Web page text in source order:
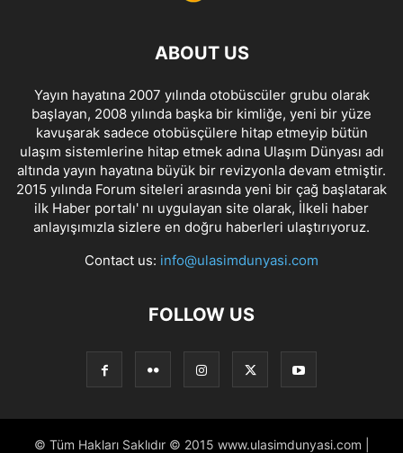
ABOUT US
Yayın hayatına 2007 yılında otobüscüler grubu olarak
başlayan, 2008 yılında başka bir kimliğe, yeni bir yüze
kavuşarak sadece otobüsçülere hitap etmeyip bütün
ulaşım sistemlerine hitap etmek adına Ulaşım Dünyası adı
altında yayın hayatına büyük bir revizyonla devam etmiştir.
2015 yılında Forum siteleri arasında yeni bir çağ başlatarak
ilk Haber portalı' nı uygulayan site olarak, İlkeli haber
anlayışımızla sizlere en doğru haberleri ulaştırıyoruz.
Contact us: info@ulasimdunyasi.com
FOLLOW US
© Tüm Hakları Saklıdır © 2015 www.ulasimdunyasi.com |